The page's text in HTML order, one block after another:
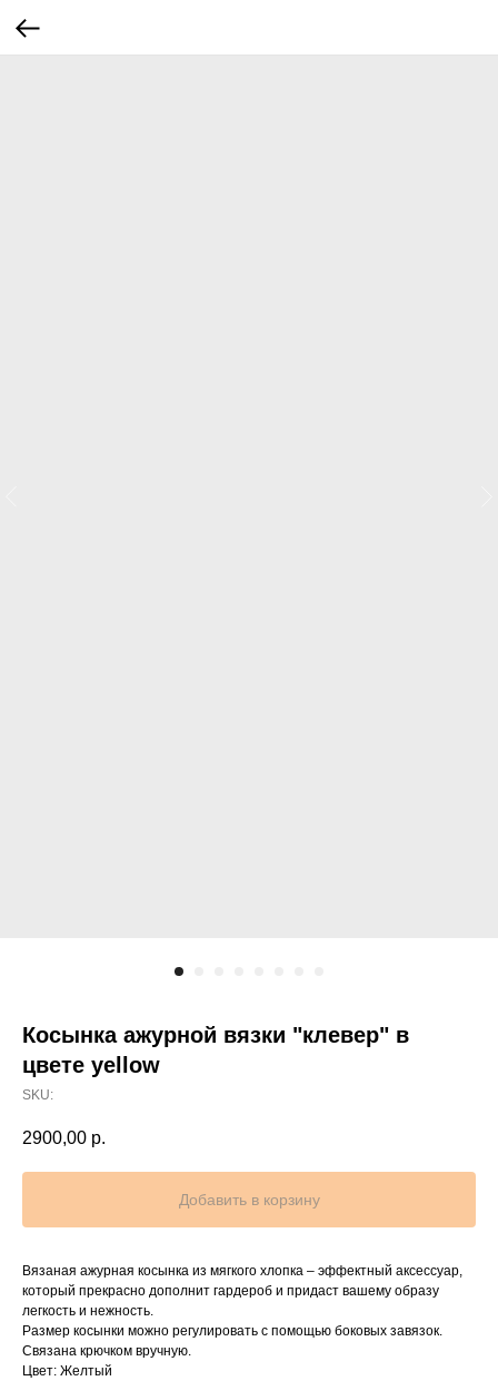
Косынка ажурной вязки "клевер" в
цвете yellow
SKU:
2900,00 р.
Добавить в корзину
Вязаная ажурная косынка из мягкого хлопка – эффектный аксессуар,
который прекрасно дополнит гардероб и придаст вашему образу
легкость и нежность.
Размер косынки можно регулировать с помощью боковых завязок.
Связана крючком вручную.
Цвет: Желтый